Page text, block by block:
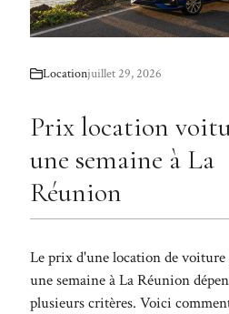
Locationjuillet 29, 2026
Prix location
une semaine à La
Réunion
Le prix d'une location de
une semaine à La Réunion
plusieurs critères. Voici